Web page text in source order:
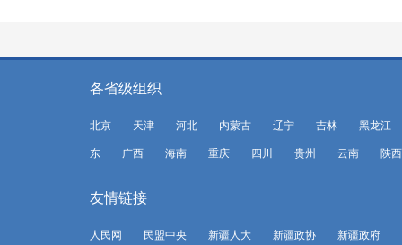
各省级组织
北京 天津 河北 内蒙古 辽宁 吉林 黑龙江
东 广西 海南 重庆 四川 贵州 云南 陕西
友情链接
人民网 民盟中央 新疆人大 新疆政协 新疆政府